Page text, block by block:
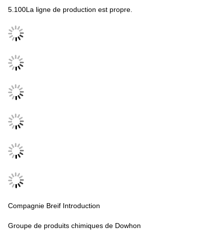
5.100La ligne de production est propre.
Compagnie Breif Introduction
Groupe de produits chimiques de Dowhon